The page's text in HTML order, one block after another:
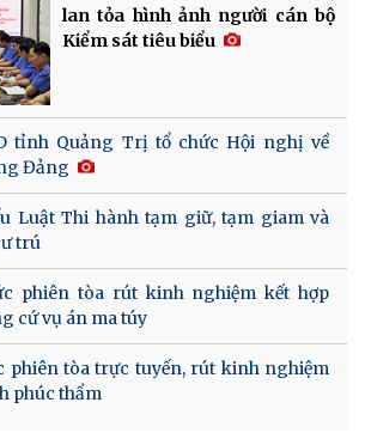
lan tỏa hình ảnh người cán bộ
Kiểm sát tiêu biểu
tỉnh Quảng Trị tổ chức Hội nghị về
Đảng
Luật Thi hành tạm giữ, tạm giam và
trú
phiên tòa rút kinh nghiệm kết hợp
cứ vụ án ma túy
phiên tòa trực tuyến, rút kinh nghiệm
phúc thẩm